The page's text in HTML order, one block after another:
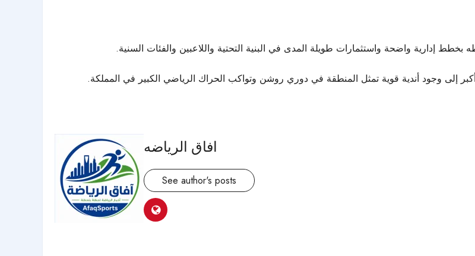
إدارية واضحة واستثمارات طويلة المدى في البنية التحتية واللاعبين والفئات السنية.
إلى وجود أندية قوية تمثل المنطقة في دوري روشن وتواكب الحراك الرياضي الكبير في المملكة.
افاق الرياضه
See author's posts